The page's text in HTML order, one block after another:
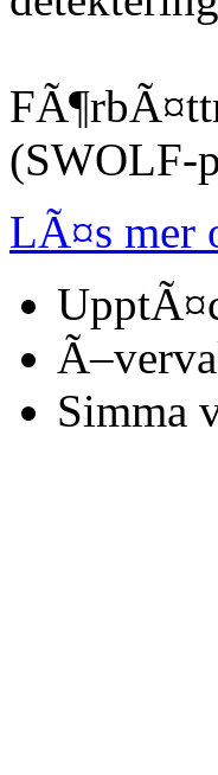
(SWOLF-
LÃ¤s mer
Simma